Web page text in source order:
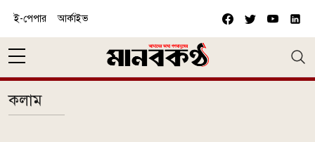
ই-পেপার আর্কাইভ
কলাম